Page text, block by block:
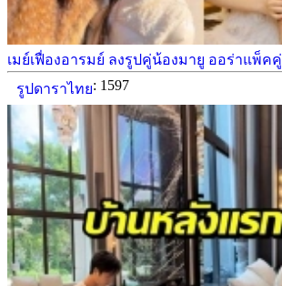
เมย์เฟื่องอารมย์ ลงรูปคู่น้องมายู ออร่าแพ็คคู่
รูปดาราไทย: 1597